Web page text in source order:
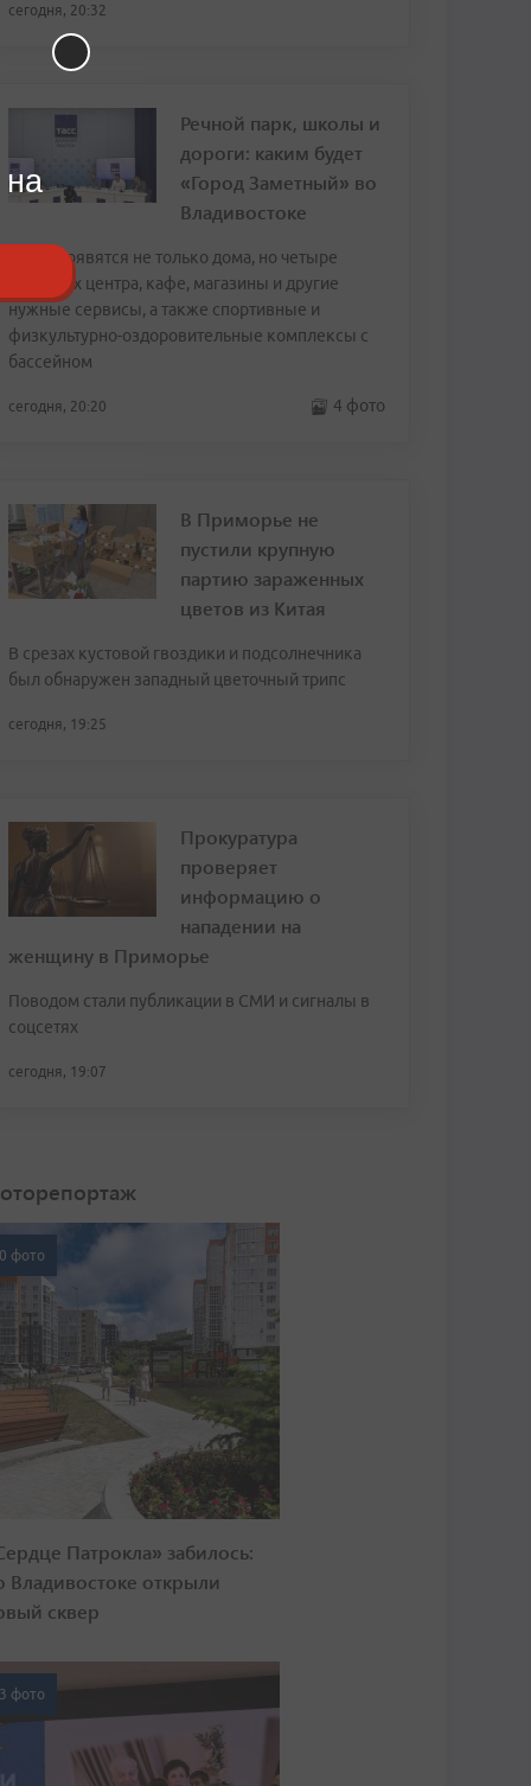
сегодня, 20:32
Речной парк, школы и
дороги: каким будет
«Город Заметный» во
Владивостоке
Здесь появятся не только дома, но четыре
торговых центра, кафе, магазины и другие
нужные сервисы, а также спортивные и
физкультурно-оздоровительные комплексы с
бассейном
сегодня, 20:20 4 фото
В Приморье не
пустили крупную
партию зараженных
цветов из Китая
В срезах кустовой гвоздики и подсолнечника
был обнаружен западный цветочный трипс
сегодня, 19:25
Прокуратура
проверяет
информацию о
нападении на
женщину в Приморье
Поводом стали публикации в СМИ и сигналы в
соцсетях
сегодня, 19:07
фото
Патрокла» забилось:
Владивостоке открыли
сквер
фото